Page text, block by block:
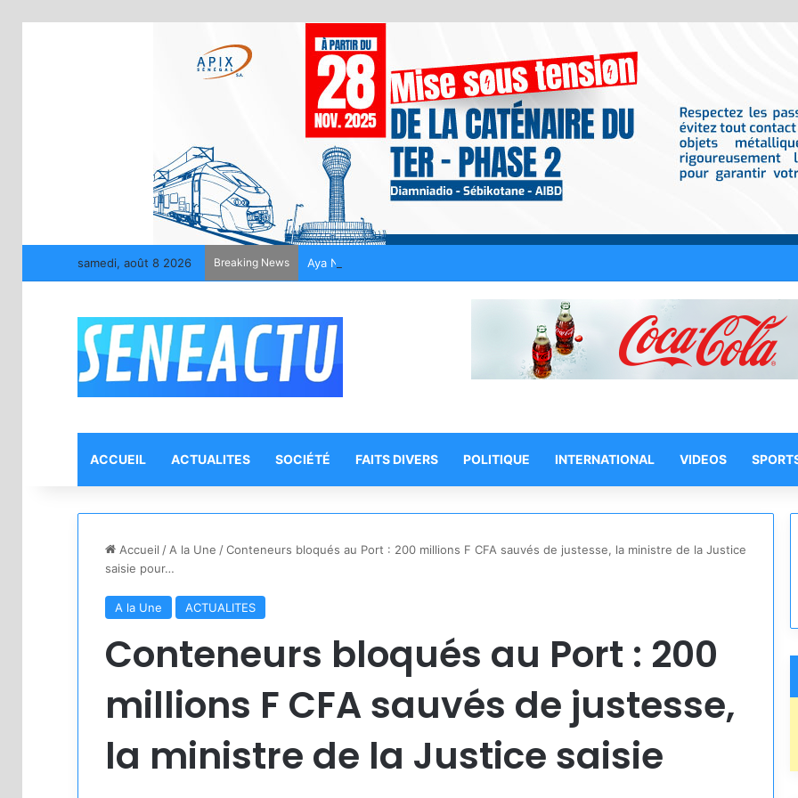
samedi, août 8 2026 Breaking News Aya Nakamura officiellement fiancée : Le rappeur RK lui a fait sa demande
ACCUEIL ACTUALITES SOCIÉTÉ FAITS DIVERS POLITIQUE INTERNATIONAL VIDEOS
Accueil / A la Une /Conteneurs bloqués au Port : 200 millions F CFA sauvés de justesse, la ministre de la Justice
saisie pour…
A la Une ACTUALITES
Conteneurs bloqués au Port : 200
millions F CFA sauvés de justesse,
la ministre de la Justice saisie